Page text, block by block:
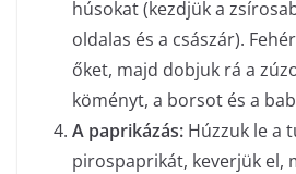
húsokat (kezdjük a
oldalas és a császár).
őket, majd dobjuk rá a
köményt, a borsot és a
A paprikázás: Húzzuk le a
pirospaprikát, keverjük el,